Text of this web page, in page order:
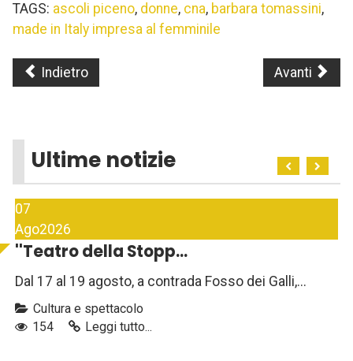
TAGS: ascoli piceno, donne, cna, barbara tomassini,
made in Italy impresa al femminile
Indietro Avanti
Ultime notizie
07
Ago2026
''Teatro della Stopp...
Dal 17 al 19 agosto, a contrada Fosso dei Galli,...
Cultura e spettacolo
154
Leggi tutto...